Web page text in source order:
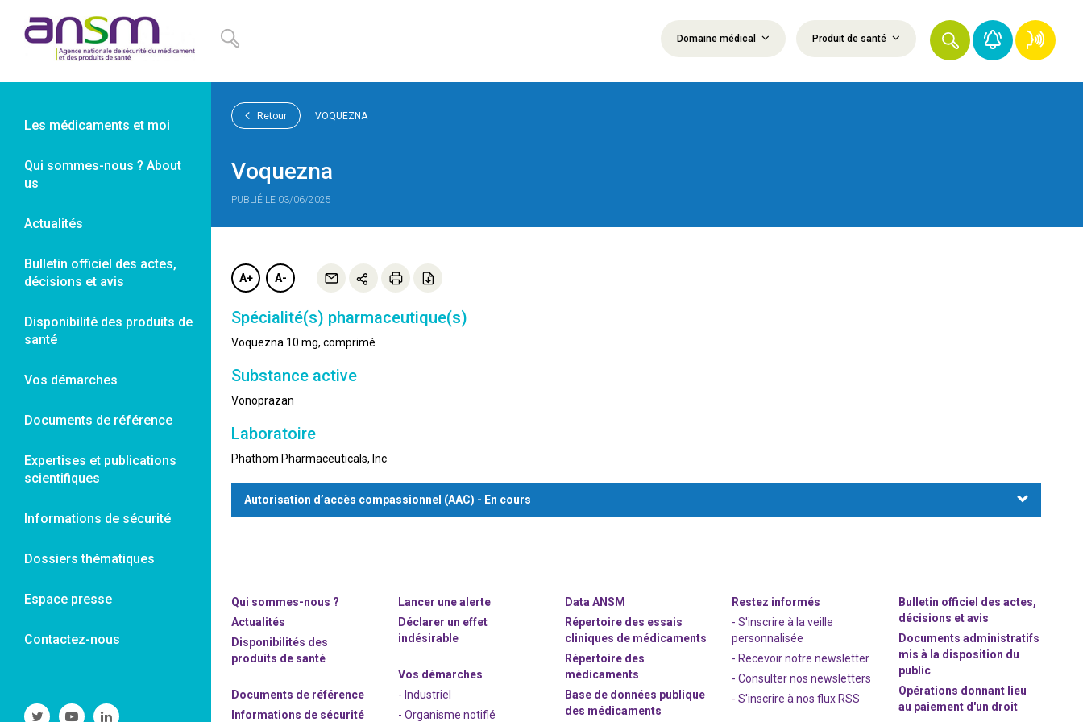
Domaine médical Produit de santé
Les médicaments et moi
Qui sommes-nous ? About
us
Actualités
Bulletin officiel des actes,
décisions et avis
Disponibilité des produits de
santé
Vos démarches
Documents de référence
Expertises et publications
scientifiques
Informations de sécurité
Dossiers thématiques
Espace presse
Contactez-nous
SuivreSuivreSuivre
Retour VOQUEZNA
Voquezna
PUBLIÉ LE 03/06/2025
A+ A-
Spécialité(s) pharmaceutique(s)
Voquezna 10 mg, comprimé
Substance active
Vonoprazan
Laboratoire
Phathom Pharmaceuticals, Inc
Autorisation d’accès compassionnel (AAC) - En cours
Qui sommes-nous ?
Actualités
Disponibilités des
produits de santé
Documents de référence
Informations de sécurité
Lancer une alerte
Déclarer un effet
indésirable
Vos démarches
- Industriel
- Organisme notifié
Data ANSM
Répertoire des essais
cliniques de médicaments
Répertoire des
médicaments
Base de données publique
des médicaments
Restez informés
- S'inscrire à la veille
personnalisée
- Recevoir notre newsletter
- Consulter nos newsletters
-S'inscrire à nos flux RSS
Bulletin officiel des actes,
décisions et avis
Documents administratifs
mis à la disposition du
public
Opérations donnant lieu
au paiement d'un droit